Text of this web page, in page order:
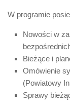
W programie
Nowości w
Bieżące i
Omówienie
(Powiatowy
Sprawy